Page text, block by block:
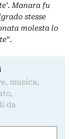
Manara fu
stesse
molesta lo
”.
musica,
da